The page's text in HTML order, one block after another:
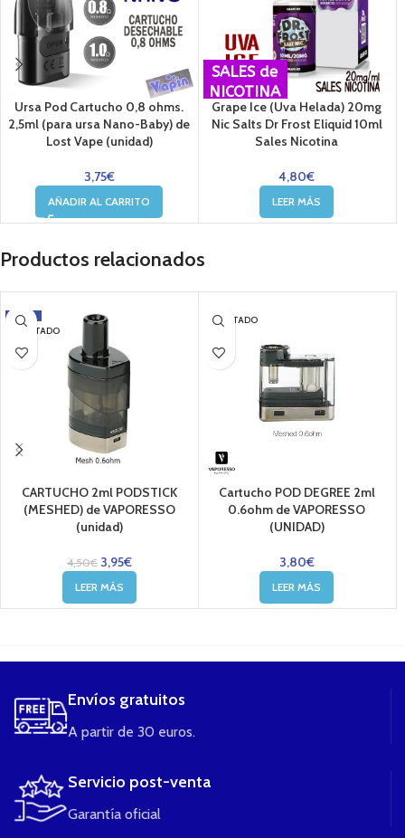
Ursa Pod Cartucho 0,8 ohms.
2,5ml (para ursa Nano-Baby) de
Lost Vape (unidad)
3,75€
AÑADIR AL CARRITO
SALES de
NICOTINA
Grape Ice (Uva Helada) 20mg
Nic Salts Dr Frost Eliquid 10ml
Sales Nicotina
4,80€
LEER MÁS
Productos relacionados
-12%
AGOTADO
CARTUCHO 2ml PODSTICK
(MESHED) de VAPORESSO
(unidad)
4,50€ 3,95€
LEER MÁS
AGOTADO
Cartucho POD DEGREE 2ml
0.6ohm de VAPORESSO
(UNIDAD)
3,80€
LEER MÁS
Envíos gratuitos
A partir de 30 euros.
Servicio post-venta
Garantía oficial